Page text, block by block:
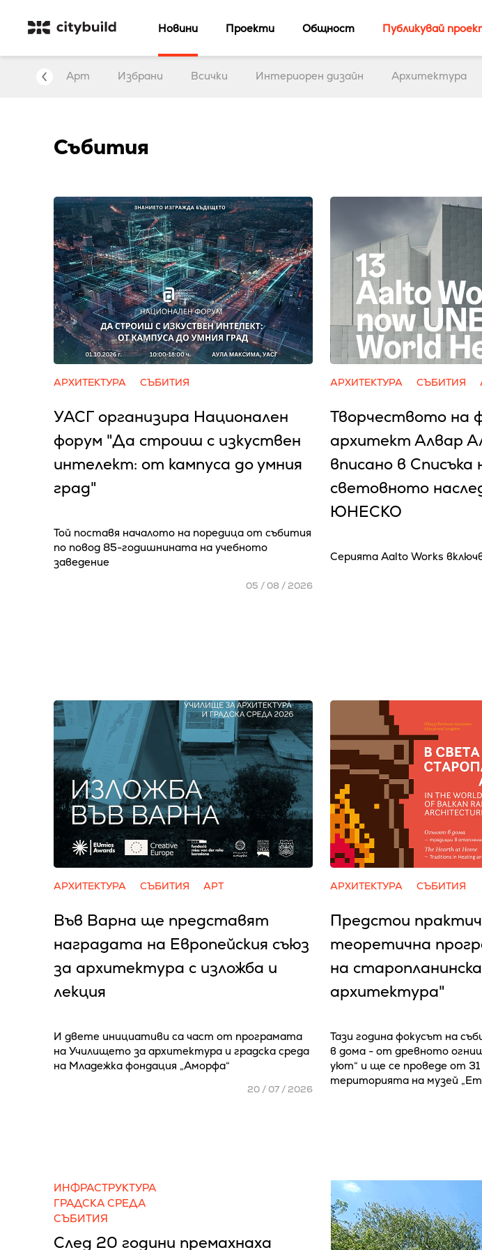
Новини Проекти Общност Публикувай
Арт Избрани Всички Интериорен дизайн Архитектура
Събития
АРХИТЕКТУРА СЪБИТИЯ
УАСГ организира Национален
форум "Да строиш с изкуствен
интелект: от кампуса до умния
град"
Той поставя началото на поредица от събития
по повод 85-годишнината на учебното
заведение
05 / 08 / 2026
АРХИТЕКТУРА СЪБИТИЯ
Творчеството на
архитект Алвар
вписано в Списъка
световното
ЮНЕСКО
Серията Aalto Works
АРХИТЕКТУРА СЪБИТИЯ АРТ
Във Варна ще представят
наградата на Европейския съюз
за архитектура с изложба и
лекция
И двете инициативи са част от програмата
на Училището за архитектура и градска среда
на Младежка фондация „Аморфа“
20 / 07 / 2026
АРХИТЕКТУРА СЪБИТИЯ
Предстои
теоретична
на
архитектура"
Тази година фокусът на
в дома - от древното
уют“ и ще се проведе от
територията на музей
ИНФРАСТРУКТУРА
ГРАДСКА СРЕДА
СЪБИТИЯ
След 20 години премахнаха